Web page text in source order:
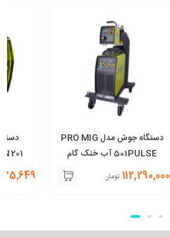
دستگاه جوش مدل PRO MIG
501PULSE آب خنک گام
الکتریک/جوشا112,290,000 تومان
201
LCD جوشا / گام الکتریک